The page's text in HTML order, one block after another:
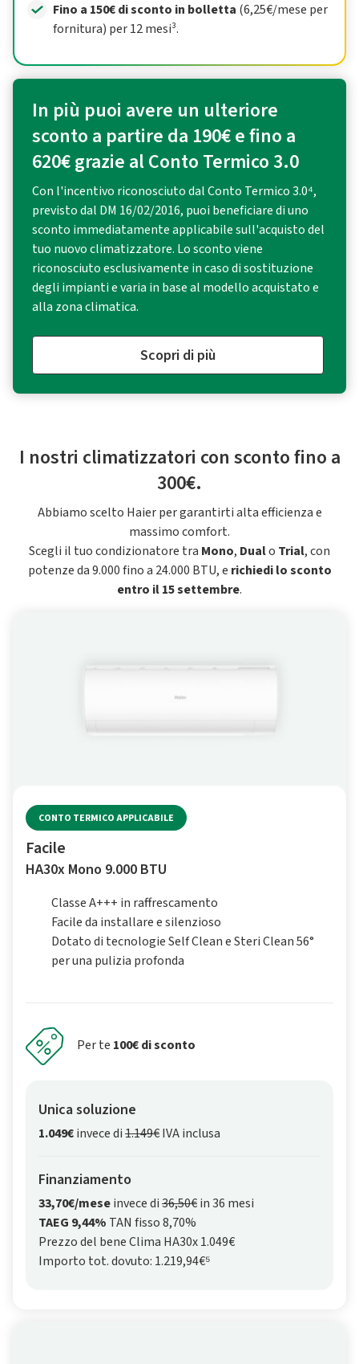
Fino a 150€ di sconto in bolletta (6,25€/mese per
fornitura) per 12 mesi³.
In più puoi avere un ulteriore
sconto a partire da 190€ e fino a
620€ grazie al Conto Termico 3.0
Con l'incentivo riconosciuto dal Conto Termico 3.0⁴,
previsto dal DM 16/02/2016, puoi beneficiare di uno
sconto immediatamente applicabile sull'acquisto del
tuo nuovo climatizzatore. Lo sconto viene
riconosciuto esclusivamente in caso di sostituzione
degli impianti e varia in base al modello acquistato e
alla zona climatica.
Scopri di più
I nostri climatizzatori con sconto fino a
300€.
Abbiamo scelto Haier per garantirti alta efficienza e
massimo comfort.
Scegli il tuo condizionatore tra Mono, Dualo Trial, con
potenze da 9.000 fino a 24.000 BTU, e richiedi lo sconto
entro il 15 settembre.
CONTO TERMICO APPLICABILE
Facile
HA30x Mono 9.000 BTU
Classe A+++ in raffrescamento
Facile da installare e silenzioso
Dotato di tecnologie Self Clean e Steri Clean 56°
per una pulizia profonda
Per te 100€ di sconto
Unica soluzione
1.049€invece di1.149€IVA inclusa
Finanziamento
33,70€/meseinvece di36,50€in 36 mesi
TAEG 9,44% TAN fisso 8,70%
Prezzo del bene Clima HA30x 1.049€
Importo tot. dovuto: 1.219,94€⁵